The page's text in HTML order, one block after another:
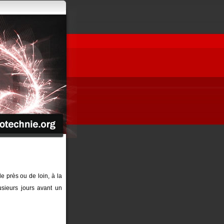
près ou de loin, à la
jours avant un